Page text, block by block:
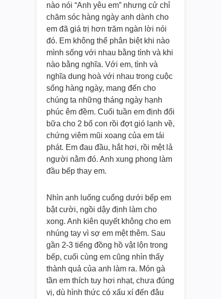
nào nói “Anh yêu em” nhưng cử chỉ
chăm sóc hàng ngày anh dành cho
em đã giá trị hơn trăm ngàn lời nói
đó. Em không thể phân biệt khi nào
mình sống với nhau bằng tình và khi
nào bằng nghĩa. Với em, tình và
nghĩa dung hoà với nhau trong cuộc
sống hàng ngày, mang đến cho
chúng ta những tháng ngày hạnh
phúc êm đềm. Cuối tuần em định đổi
bữa cho 2 bố con rồi đợt gió lạnh về,
chứng viêm mũi xoang của em tái
phát. Em đau đầu, hắt hơi, rồi mệt lả
người nằm đó. Anh xung phong làm
đầu bếp thay em.
Nhìn anh luống cuống dưới bếp em
bật cười, ngồi dậy định làm cho
xong. Anh kiên quyết không cho em
nhúng tay vì sợ em mệt thêm. Sau
gần 2-3 tiếng đồng hồ vật lộn trong
bếp, cuối cùng em cũng nhìn thấy
thành quả của anh làm ra. Món gà
tần em thích tuy hơi nhạt, chưa đúng
vị, dù hình thức có xấu xí đến đâu